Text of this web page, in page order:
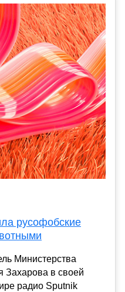
русофобские
Министерства
Захарова в своей
радио Sputnik